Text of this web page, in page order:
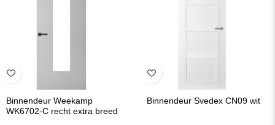
Binnendeur Weekamp
WK6702-C recht extra breed
Binnendeur Svedex CN09 wit